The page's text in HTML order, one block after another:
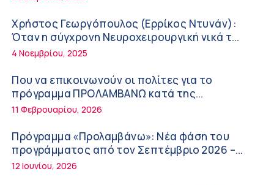
Σύσκεψη στον ΕΟΦ για την ομαλή λειτουργία
της εφοδιαστικής αλυσίδας των φαρμάκων
στη διάρκεια του καλοκαιριού
12:08 μμ
Μιχάλης Τάτσης, Insurance & Healthcare
Analyst, διευθυντής Επιχειρηματικής
Ανάπτυξης Ομίλου HHG
11:54 πμ
Kavita Patel: Ένα στα πέντε καινοτόμα
φάρμακα φτάνει τελικά στην Ελλάδα
9:21 πμ
Υπάρχει τελικά «δίαιτα θυρεοειδούς»; Τι
Χρήστος Γεωργόπουλος (Ερρίκος Ντυνάν):
Όταν η σύγχρονη Νευροχειρουργική νικά το
φόβο!
4 Νοεμβρίου, 2025
Που να επικοινωνούν οι πολίτες για το
πρόγραμμα ΠΡΟΛΑΜΒΑΝΩ κατά της
παχυσαρκίας
11 Φεβρουαρίου, 2026
Πρόγραμμα «Προλαμβάνω»: Νέα φάση του
προγράμματος από τον Σεπτέμβριο 2026 –
Δωρεάν προληπτικές εξετάσεις έως το 2030
12 Ιουνίου, 2026